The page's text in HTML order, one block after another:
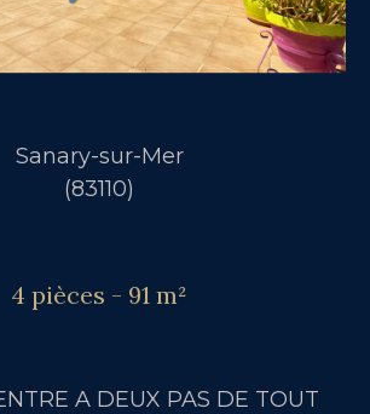
Sanary-sur-Mer
(83110)
4 pièces - 91 m²
A DEUX PAS DE TOUT